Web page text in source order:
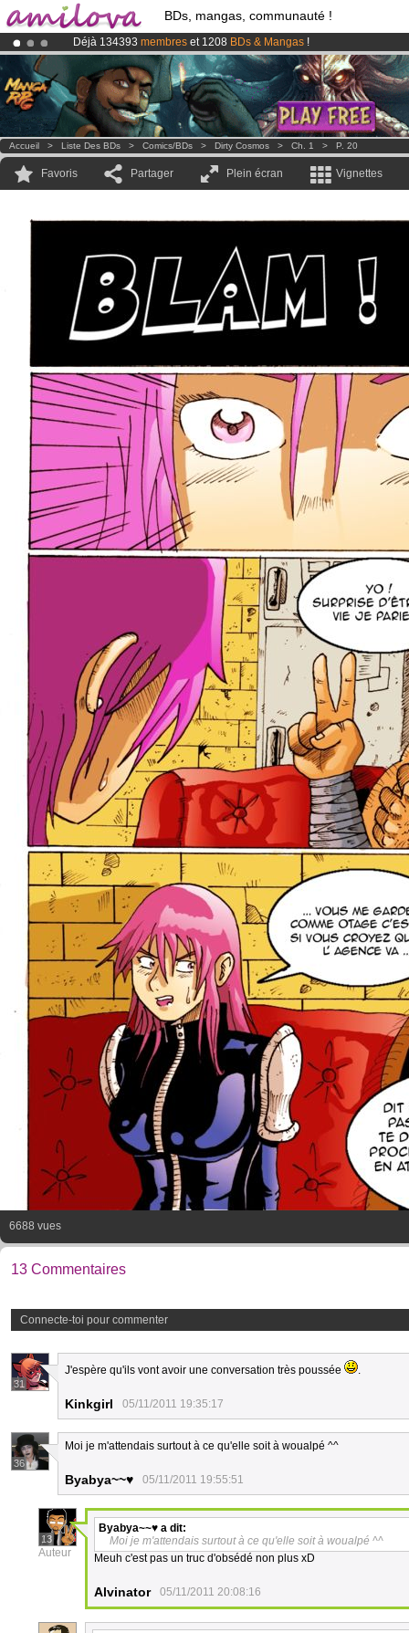
BDs, mangas, communauté !
Déjà 134393 membres et 1208 BDs & Mangas !
LeKickstarter Amilova est désormais lancé!.
Abonnement premium: à partir de
3.95 eurospar mois !Clique ici
Accueil > Liste Des BDs > Comics/BDs > Dirty Cosmos > Ch. 1 > P. 20
Favoris Partager Plein écran Vignettes
6688 vues
13 Commentaires
Connecte-toi pour commenter
31
J'espère qu'ils vont avoir une conversation très poussée .
Kinkgirl 05/11/2011 19:35:17
36
Moi je m'attendais surtout à ce qu'elle soit à woualpé ^^
Byabya~~♥ 05/11/2011 19:55:51
13
Auteur
Byabya~~♥ a dit:
Moi je m'attendais surtout à ce qu'elle soit à woualpé ^^
Meuh c'est pas un truc d'obsédé non plus xD
Alvinator 05/11/2011 20:08:16